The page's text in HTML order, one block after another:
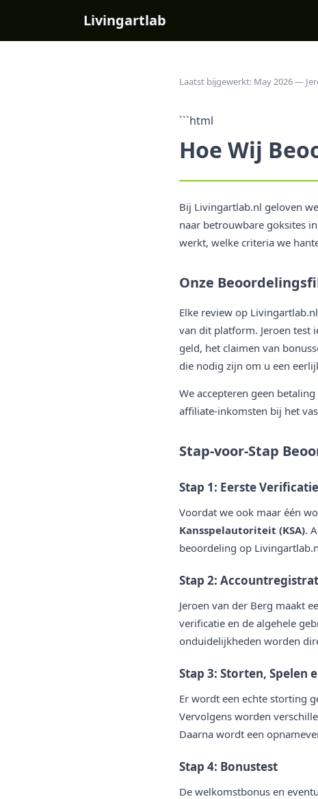
Livingartlab
Laatst bijgewerkt: May 2026 —
```html
Hoe Wij
Bij Livingartlab.nl geloven
naar betrouwbare goksites
werkt, welke criteria we
Onze
Elke review op
van dit platform. Jeroen test
geld, het claimen van
die nodig zijn om u een
We accepteren geen
affiliate-inkomsten bij het
Stap-voor-Stap
Stap 1: Eerste Verificatie
Voordat we ook maar één
Kansspelautoriteit (KSA).
beoordeling op
Stap 2:
Jeroen van der Berg maakt
verificatie en de algehele
onduidelijkheden worden
Stap 3: Storten, Spelen
Er wordt een echte storting
Vervolgens worden
Daarna wordt een
Stap 4: Bonustest
De welkomstbonus en